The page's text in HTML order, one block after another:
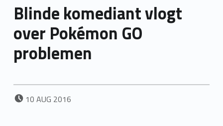
Blinde komediant vlogt
over Pokémon GO
problemen
POSTED ON:
10 AUG 2016